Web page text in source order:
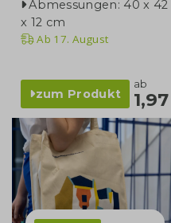
Abmessungen: 40 x 42
x 12 cm
Ab 17. August
zum Produkt
ab
1,97